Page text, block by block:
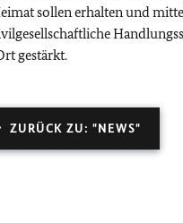
sollen erhalten und
gestärkt.
ZURÜCK ZU: "NEWS"